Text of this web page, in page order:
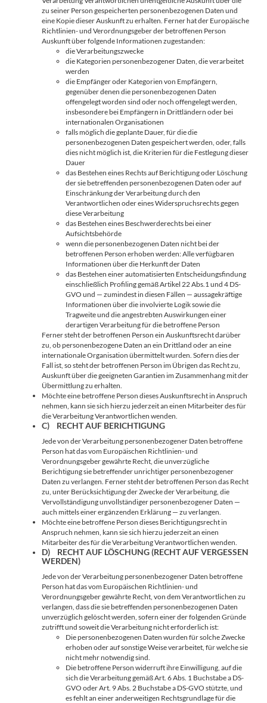
zu seiner Person gespeicherten personenbezogenen Daten und
eine Kopie dieser Auskunft zu erhalten. Ferner hat der Europäische
Richtlinien- und Verordnungsgeber der betroffenen Person
Auskunft über folgende Informationen zugestanden:
die Verarbeitungszwecke
die Kategorien personenbezogener Daten, die verarbeitet
werden
die Empfänger oder Kategorien von Empfängern,
gegenüber denen die personenbezogenen Daten
offengelegt worden sind oder noch offengelegt werden,
insbesondere bei Empfängern in Drittländern oder bei
internationalen Organisationen
falls möglich die geplante Dauer, für die die
personenbezogenen Daten gespeichert werden, oder, falls
dies nicht möglich ist, die Kriterien für die Festlegung dieser
Dauer
das Bestehen eines Rechts auf Berichtigung oder Löschung
der sie betreffenden personenbezogenen Daten oder auf
Einschränkung der Verarbeitung durch den
Verantwortlichen oder eines Widerspruchsrechts gegen
diese Verarbeitung
das Bestehen eines Beschwerderechts bei einer
Aufsichtsbehörde
wenn die personenbezogenen Daten nicht bei der
betroffenen Person erhoben werden: Alle verfügbaren
Informationen über die Herkunft der Daten
das Bestehen einer automatisierten Entscheidungsfindung
einschließlich Profiling gemäß Artikel 22 Abs.1 und 4 DS-
GVO und — zumindest in diesen Fällen — aussagekräftige
Informationen über die involvierte Logik sowie die
Tragweite und die angestrebten Auswirkungen einer
derartigen Verarbeitung für die betroffene Person
Ferner steht der betroffenen Person ein Auskunftsrecht darüber
zu, ob personenbezogene Daten an ein Drittland oder an eine
internationale Organisation übermittelt wurden. Sofern dies der
Fall ist, so steht der betroffenen Person im Übrigen das Recht zu,
Auskunft über die geeigneten Garantien im Zusammenhang mit der
Übermittlung zu erhalten.
Möchte eine betroffene Person dieses Auskunftsrecht in Anspruch
nehmen, kann sie sich hierzu jederzeit an einen Mitarbeiter des für
die Verarbeitung Verantwortlichen wenden.
C) RECHT AUF BERICHTIGUNG
Jede von der Verarbeitung personenbezogener Daten betroffene
Person hat das vom Europäischen Richtlinien- und
Verordnungsgeber gewährte Recht, die unverzügliche
Berichtigung sie betreffender unrichtiger personenbezogener
Daten zu verlangen. Ferner steht der betroffenen Person das Recht
zu, unter Berücksichtigung der Zwecke der Verarbeitung, die
Vervollständigung unvollständiger personenbezogener Daten —
auch mittels einer ergänzenden Erklärung — zu verlangen.
Möchte eine betroffene Person dieses Berichtigungsrecht in
Anspruch nehmen, kann sie sich hierzu jederzeit an einen
Mitarbeiter des für die Verarbeitung Verantwortlichen wenden.
D) RECHT AUF LÖSCHUNG (RECHT AUF VERGESSEN
WERDEN)
Jede von der Verarbeitung personenbezogener Daten betroffene
Person hat das vom Europäischen Richtlinien- und
Verordnungsgeber gewährte Recht, von dem Verantwortlichen zu
verlangen, dass die sie betreffenden personenbezogenen Daten
unverzüglich gelöscht werden, sofern einer der folgenden Gründe
zutrifft und soweit die Verarbeitung nicht erforderlich ist:
Die personenbezogenen Daten wurden für solche Zwecke
erhoben oder auf sonstige Weise verarbeitet, für welche sie
nicht mehr notwendig sind.
Die betroffene Person widerruft ihre Einwilligung, auf die
sich die Verarbeitung gemäß Art. 6 Abs. 1 Buchstabe a DS-
GVO oder Art. 9 Abs. 2 Buchstabe a DS-GVO stützte, und
es fehlt an einer anderweitigen Rechtsgrundlage für die